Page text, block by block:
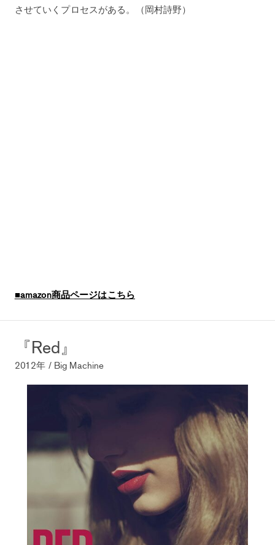
させていくプロセスがある。（岡村詩野）
■amazon商品ページはこちら
『Red』
2012年 / Big Machine